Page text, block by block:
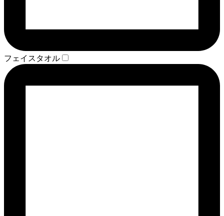
フェイスタオル